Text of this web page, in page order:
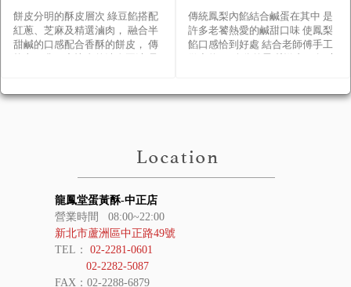
餅皮分明的酥皮層次 綠豆餡搭配
紅蔥、芝麻及精選滷肉， 融合半
甜鹹的口感配合香酥的餅皮， 傳
傳統鳳梨內餡結合鹹蛋在其中 是
許多老饕熱愛的鹹甜口味 使鳳梨
餡口感恰到好處 結合老師傅手工
龍鳳堂蛋黃酥-中正店
營業時間 08:00~22:00
新北市蘆洲區中正路49號
TEL： 02-2281-0601
02-2282-5087
FAX：02-2288-6879